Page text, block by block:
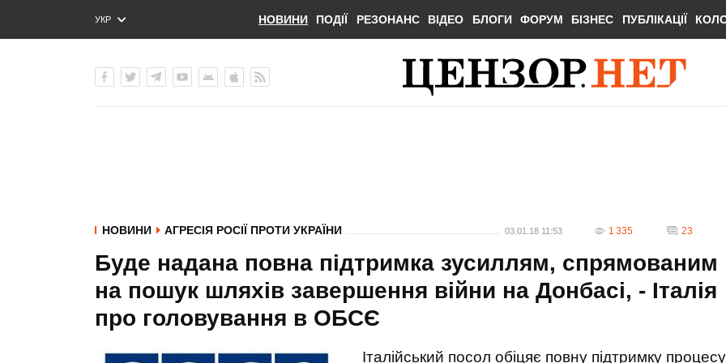
УКР
ENG
НОВИНИ ПОДІЇ РЕЗОНАНС ВІДЕО БЛОГИ ФОРУМ БІЗНЕС ПУБЛІКАЦІЇ
НОВИНИ АГРЕСІЯ РОСІЇ ПРОТИ УКРАЇНИ 03.01.18 11:53 1 335 23
Буде надана повна підтримка зусиллям, спрямованим
на пошук шляхів завершення війни на Донбасі, - Італія
про головування в ОБСЄ
Італійський посол обіцяє повну підтримку процесу